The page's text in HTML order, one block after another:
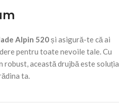
Alpin 520și asigură-te că ai
pentru toate nevoile tale. Cu
această drujbă este soluția
ta.